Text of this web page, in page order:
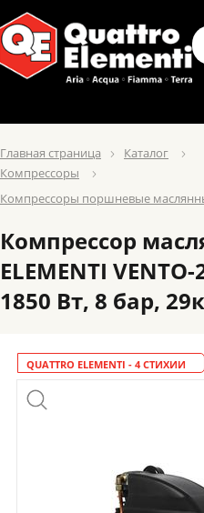
Главная страница
Каталог
Компресcоры
Компрессоры поршневые
Компрессор
ELEMENTI
1850 Вт, 8 бар,
QUATTRO ELEMENTI - 4 СТИХИИ